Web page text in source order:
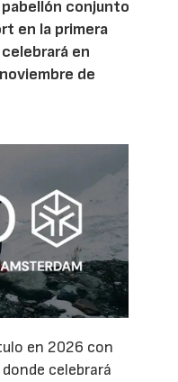
conjunto
en la primera
en
de
en 2026 con
celebrará